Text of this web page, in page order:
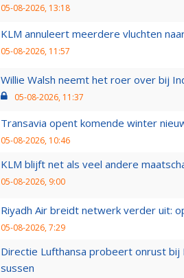
05-08-2026, 13:18
KLM annuleert meerdere vluchten
05-08-2026, 11:57
Willie Walsh neemt het roer over bij
05-08-2026, 11:37
Transavia opent komende winter
05-08-2026, 10:46
KLM blijft net als veel andere
05-08-2026, 9:00
Riyadh Air breidt netwerk verder uit:
05-08-2026, 7:29
Directie Lufthansa probeert onrust
sussen